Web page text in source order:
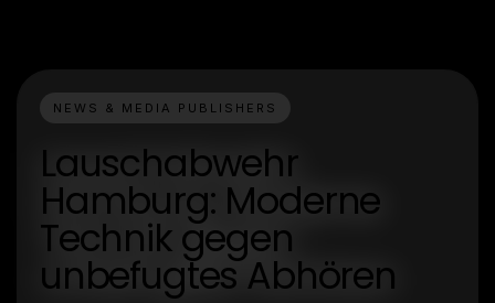
NEWS & MEDIA PUBLISHERS
Lauschabwehr
Hamburg: Moderne
Technik gegen
unbefugtes Abhören